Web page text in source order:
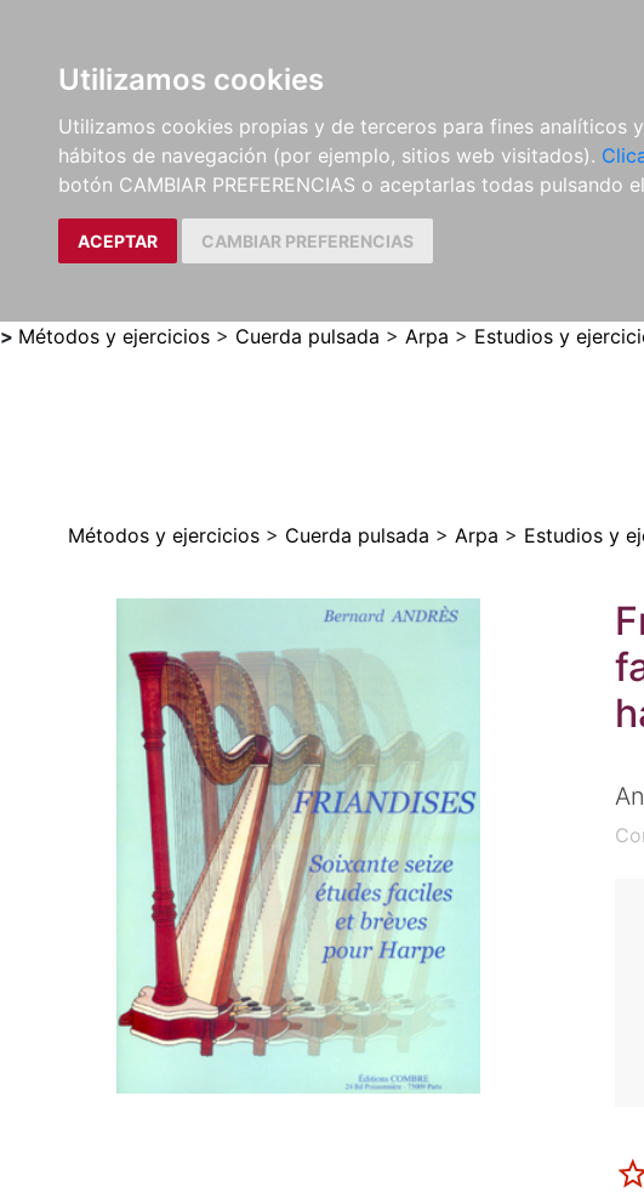
Utilizamos cookies
Utilizamos cookies propias y de terceros para fines analíticos
hábitos de navegación (por ejemplo, sitios web visitados).
botón CAMBIAR PREFERENCIAS o aceptarlas todas pulsando
ACEPTAR CAMBIAR PREFERENCIAS
LIBROS
MÉTODOS Y
EJERCICIOS
PARTITURAS Y EDICIONES
CRÍTICAS
> Métodos y ejercicios > Cuerda pulsada > Arpa > Estudios y
Métodos y ejercicios > Cuerda pulsada > Arpa > Estudios y